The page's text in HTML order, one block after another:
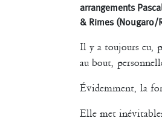
arrangements
& Rimes (Nougaro/
Il y a toujours eu,
au bout,
Évidemment, la
Elle met